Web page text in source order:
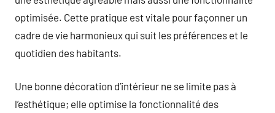
optimisée. Cette pratique est vitale pour façonner un
cadre de vie harmonieux qui suit les préférences et le
quotidien des habitants.
Une bonne décoration d’intérieur ne se limite pas à
l’esthétique; elle optimise la fonctionnalité des